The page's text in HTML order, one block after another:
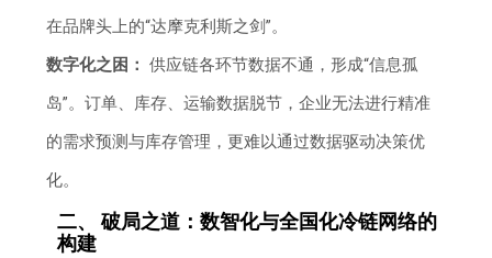
在品牌头上的“达摩克利斯之剑”。
数字化之困： 供应链各环节数据不通，形成“信息孤
岛”。订单、库存、运输数据脱节，企业无法进行精准
的需求预测与库存管理，更难以通过数据驱动决策优
化。
二、 破局之道：数智化与全国化冷链网络的
构建